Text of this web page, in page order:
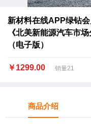
新材料在线APP绿钻
《北美新能源汽车市
（电子版）
￥1299.00 销量21
商品介绍